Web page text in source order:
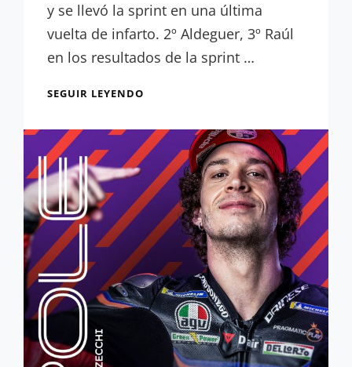
y se llevó la sprint en una última
vuelta de infarto. 2º Aldeguer, 3º Raúl
en los resultados de la sprint …
SEGUIR LEYENDO
REINA
EN
MANDALIKA